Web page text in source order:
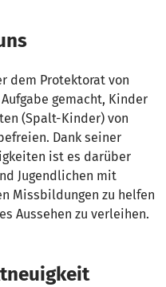
dem Protektorat von
gemacht, Kinder
(Spalt-Kinder) von
Dank seiner
ist es darüber
Jugendlichen mit
Missbildungen zu helfen
Aussehen zu verleihen.